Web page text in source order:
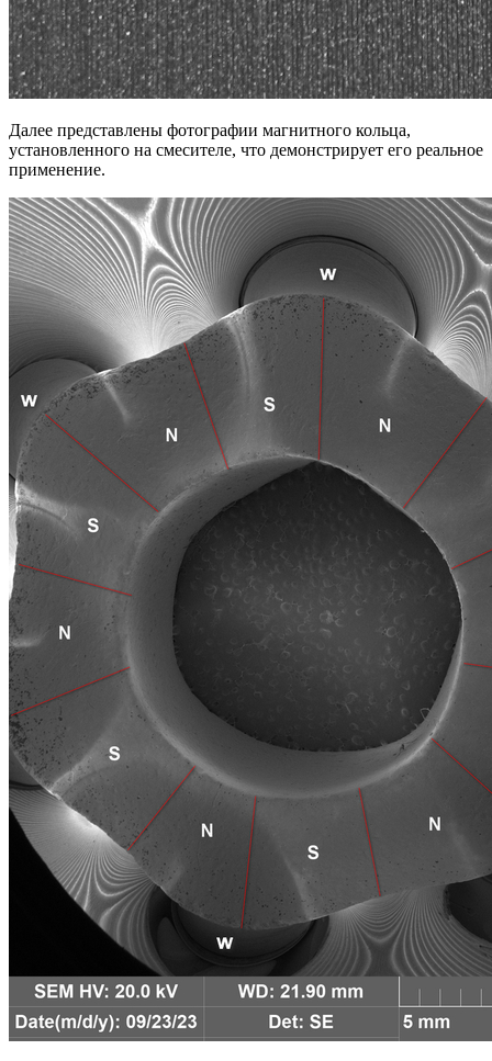
Далее представлены фотографии магнитного кольца,
установленного на смесителе, что демонстрирует его реальное
применение.